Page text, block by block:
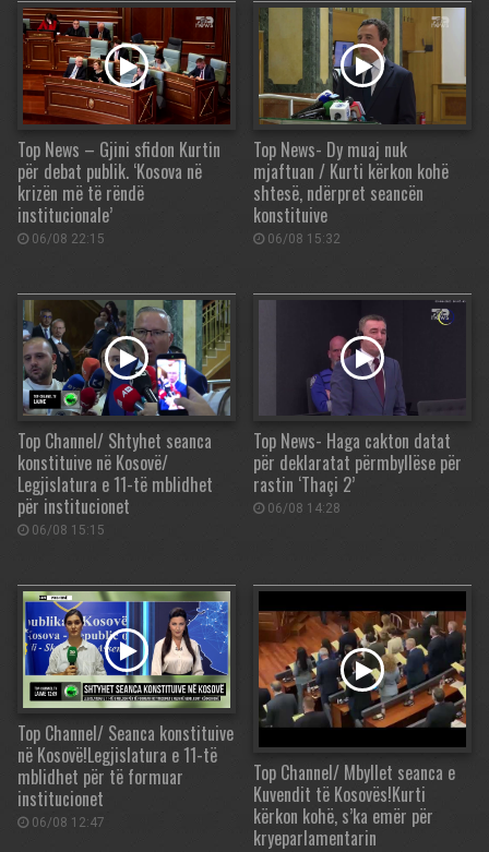
Top News – Gjini sfidon Kurtin
për debat publik. ‘Kosova në
krizën më të rëndë
institucionale’
06/08 22:15
Top News- Dy muaj nuk
mjaftuan / Kurti kërkon kohë
shtesë, ndërpret seancën
konstituive
06/08 15:32
Top Channel/ Shtyhet seanca
konstituive në Kosovë/
Legjislatura e 11-të mblidhet
për institucionet
06/08 15:15
Top News- Haga cakton datat
për deklaratat përmbyllëse për
rastin ‘Thaçi 2’
06/08 14:28
Top Channel/ Seanca konstituive
në Kosovë!Legjislatura e 11-të
mblidhet për të formuar
institucionet
06/08 12:47
Top Channel/ Mbyllet seanca e
Kuvendit të Kosovës!Kurti
kërkon kohë, s’ka emër për
kryeparlamentarin